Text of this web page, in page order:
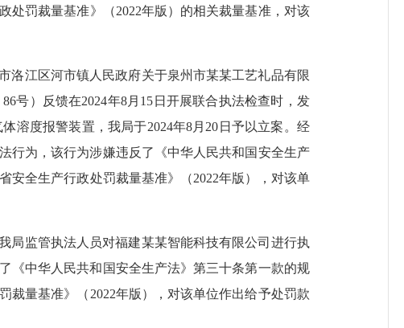
处罚裁量基准》（2022年版）的相关裁量基准， 对该
洛江区河市镇人民政府关于泉州市某某工艺礼品有限
86号）反馈在2024年8月 15 日开展联合执法检查时，发
溶度报警装置，我局于2024年8月20日予以立案。经
行为，该行为涉嫌违反了《中华人民共和国安全生产
省安全生产行政处罚裁量基准》（2022年版），对该单
局监管执法人员对福建某某智能科技有限公司 进行执
《中华人民共和国安全生产法》第三十条第一款的规
裁量基准》（ 2022年版），对该单位作出给予处罚款